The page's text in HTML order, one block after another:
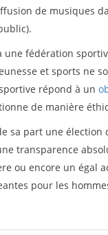
de musiques
une fédération
et sports ne
répond à un
de manière
sa part une élection
transparence
ou encore un égal
pour les